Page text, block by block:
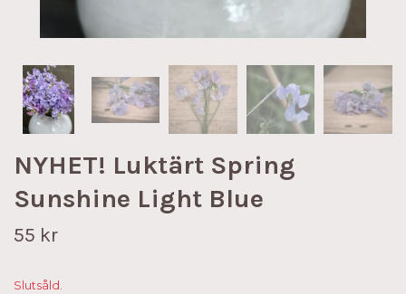
NYHET! Luktärt Spring
Sunshine Light Blue
55 kr
Slutsåld.